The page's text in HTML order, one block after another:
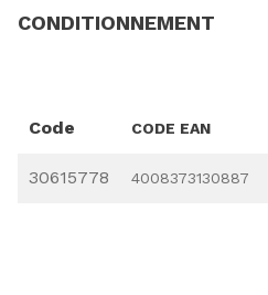
CONDITIONNEMENT
Code CODE EAN
30615778 4008373130887